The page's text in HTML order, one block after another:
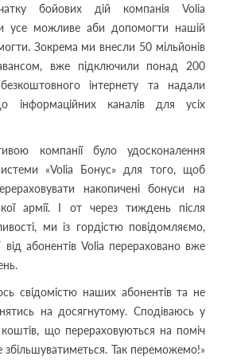
бойових дій компанія Volia
усе можливе аби допомогти нашій
Зокрема ми внесли 50 мільйонів
вже підключили понад 200
інтернету та надали
інформаційних каналів для усіх
компанії було удосконалення
«Volia Бонус» для того, щоб
накопичені бонуси на
армії. І от через тиждень після
ми із гордістю повідомляємо,
абонентів Volia перераховано вже
свідомістю наших абонентів та не
на досягнутому. Сподіваюсь у
що перераховуються на поміч
Так переможемо!»